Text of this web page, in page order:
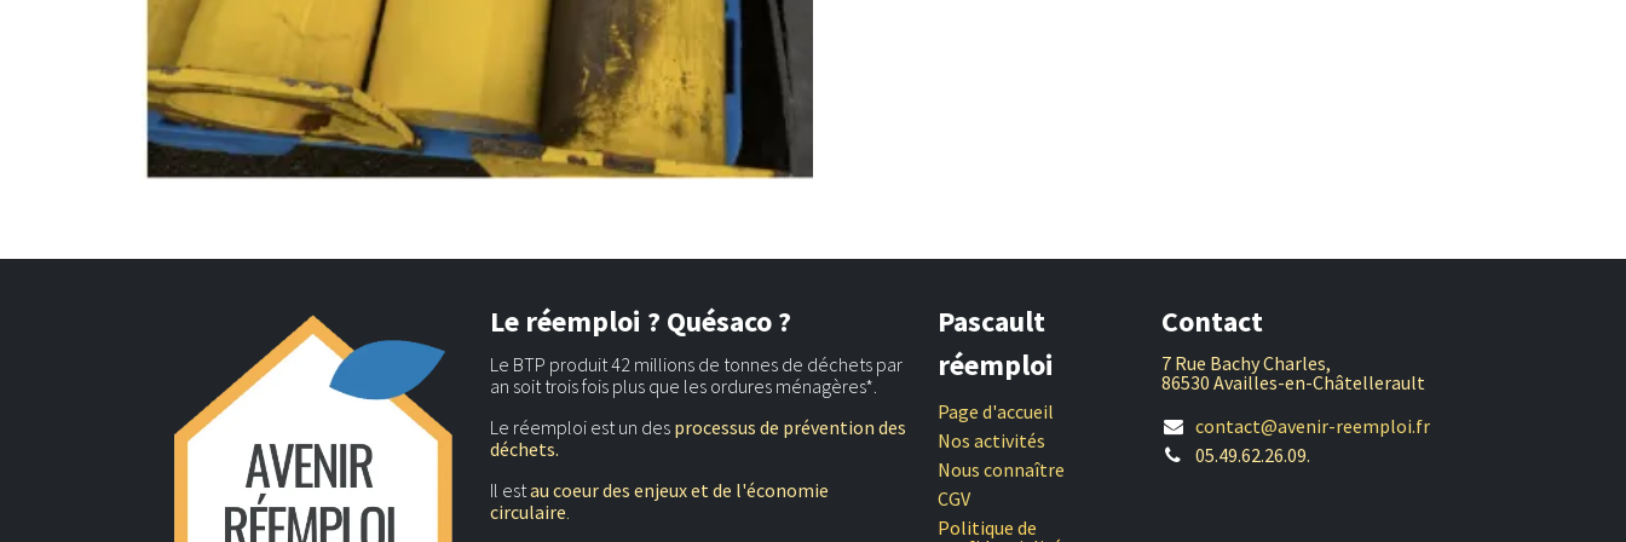
Pascault
réemploi
Page d'accueil
Nos activités
Nous connaître
CGV
Politique de
Le réemploi ? Quésaco ?
Le BTP produit 42 millions de tonnes de déchets par
an soit trois fois plus que les ordures ménagères*.
Le réemploi est un des processus de prévention des
déchets.
Il estau coeur des enjeux et de l'économie
circulaire.
Contact
7 Rue Bachy Charles,
86530 Availles-en-Châtellerault
contact@avenir-reemploi.fr
05.49.62.26.09.